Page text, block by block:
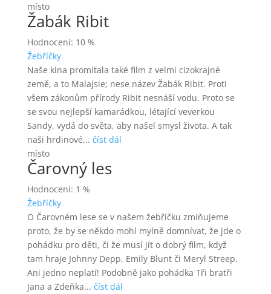
místo
Žabák Ribit
Hodnocení: 10 %
Žebříčky
Naše kina promítala také film z velmi cizokrajné
země, a to Malajsie; nese název Žabák Ribit. Proti
všem zákonům přírody Ribit nesnáší vodu. Proto se
se svou nejlepší kamarádkou, létající veverkou
Sandy, vydá do světa, aby našel smysl života. A tak
naši hrdinové... číst dál
místo
Čarovný les
Hodnocení: 1 %
Žebříčky
O Čarovném lese se v našem žebříčku zmiňujeme
proto, že by se někdo mohl mylně domnívat, že jde o
pohádku pro děti, či že musí jít o dobrý film, když
tam hraje Johnny Depp, Emily Blunt či Meryl Streep.
Ani jedno neplatí! Podobně jako pohádka Tři bratři
Jana a Zdeňka... číst dál